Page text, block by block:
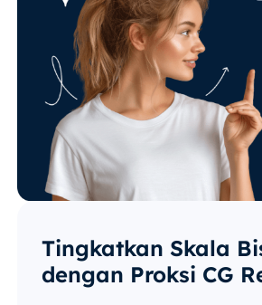
Tingkatkan Skala
dengan Proksi CG